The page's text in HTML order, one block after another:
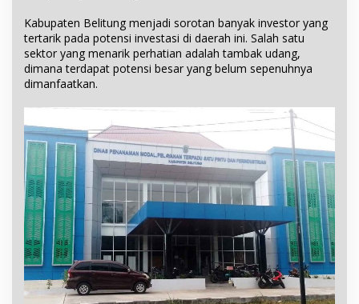
Kabupaten Belitung menjadi sorotan banyak investor yang
tertarik pada potensi investasi di daerah ini. Salah satu
sektor yang menarik perhatian adalah tambak udang,
dimana terdapat potensi besar yang belum sepenuhnya
dimanfaatkan.